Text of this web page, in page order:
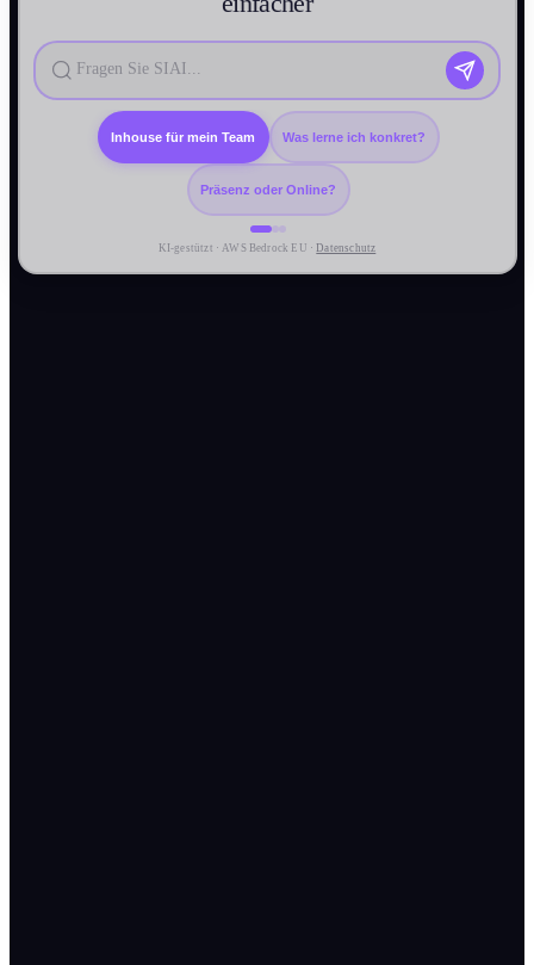
Was lerne ich konkret?
Präsenz oder Online?
Inhouse für mein Team
KI-gestützt · AWS Bedrock EU ·Datenschutz